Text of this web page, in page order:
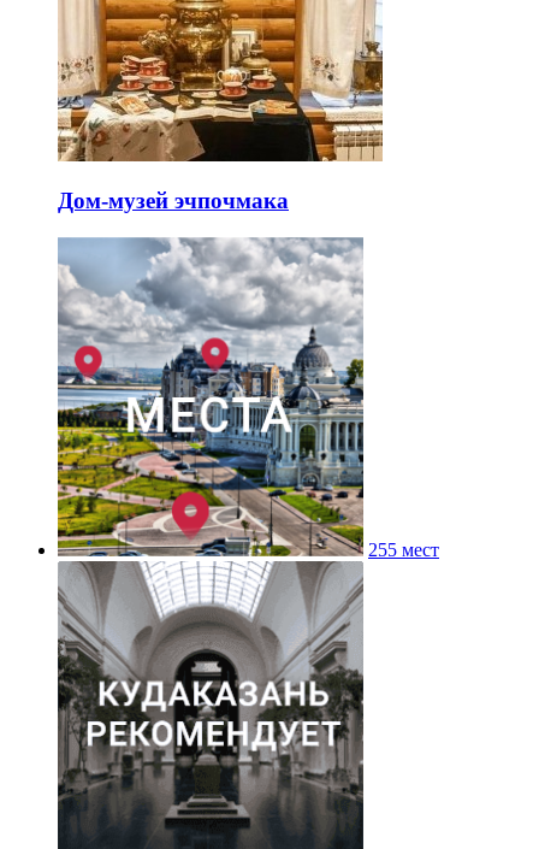
Дом-музей эчпочмака
255 мест